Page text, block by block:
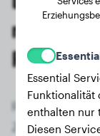
Registriere
Zugriff auf
Essential
Funktionalität
enthalten nur
Diesen